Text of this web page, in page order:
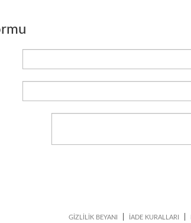
GİZLİLİK BEYANI İADE KURALLARI